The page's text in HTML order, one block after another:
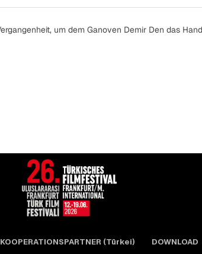
um dem Ganoven Demir Den das
KOOPERATIONSPARTNER (Türkei) DOWNLOAD